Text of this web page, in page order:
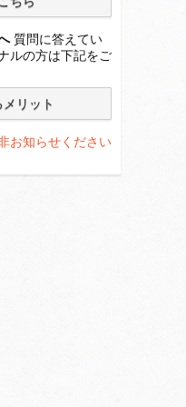
質問に答えてい
ルの方は下記をご
お知らせください